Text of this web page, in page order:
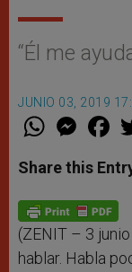
“Él me
JUNIO 03, 2019
W
t
s
p
p
M
e
s
e
g
e
F
a
e
b
o
k
Share this
(ZENIT – 3
hablar. Habla